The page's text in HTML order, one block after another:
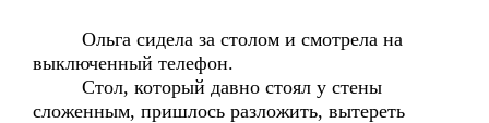
Ольга сидела за столом и смотрела на
выключенный телефон.
Стол, который давно стоял у стены
сложенным, пришлось разложить, вытереть